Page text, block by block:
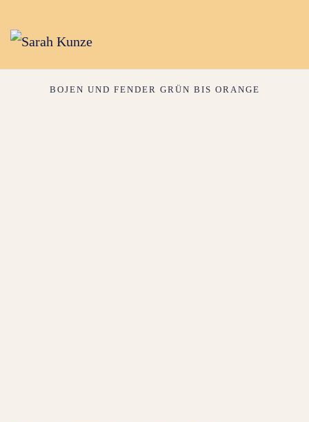
BOJEN UND FENDER GRÜN BIS ORANGE